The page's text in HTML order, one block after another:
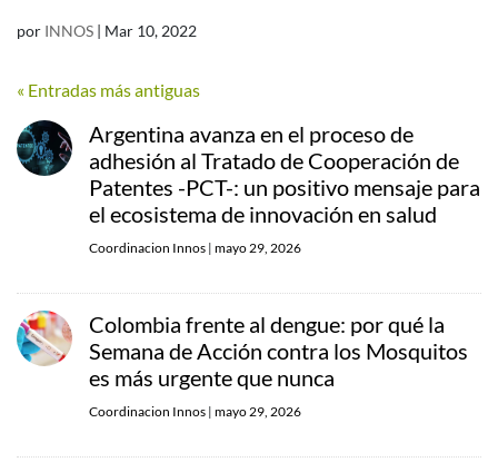
por INNOS | Mar 10, 2022
« Entradas más antiguas
Argentina avanza en el proceso de
adhesión al Tratado de Cooperación de
Patentes -PCT-: un positivo mensaje para
el ecosistema de innovación en salud
Coordinacion Innos | mayo 29, 2026
Colombia frente al dengue: por qué la
Semana de Acción contra los Mosquitos
es más urgente que nunca
Coordinacion Innos | mayo 29, 2026